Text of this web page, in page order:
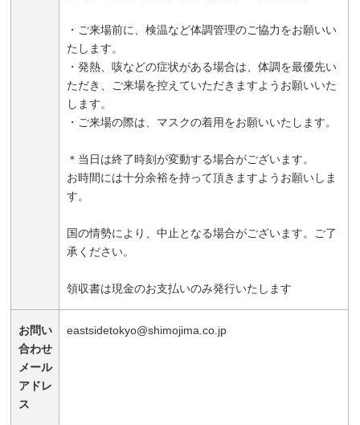
・ご来場前に、検温など体調管理のご協力をお願いい
たします。
・発熱、咳などの症状がある場合は、体調を最優先い
ただき、ご来場を控えていただきますようお願いいた
します。
・ご来場の際は、マスクの着用をお願いいたします。
＊当日は終了時刻が変動する場合がございます。
お時間には十分余裕を持って頂きますようお願いしま
す。
国の情勢により、中止となる場合がございます。ご了
承ください。
領収書は現金のお支払いのみ発行いたします
お問い
合わせ
メール
アドレ
ス
eastsidetokyo@shimojima.co.jp